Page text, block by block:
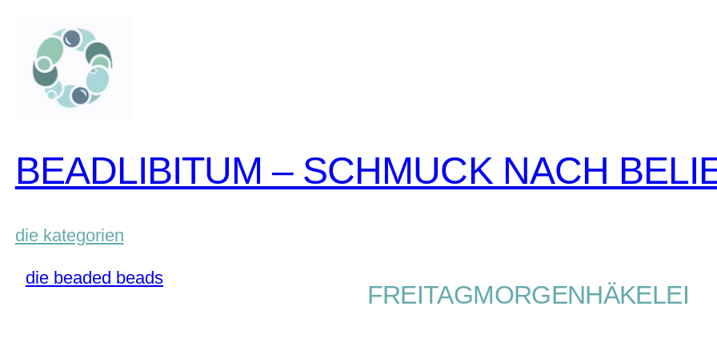
inhalt
springen
BEADLIBITUM – SCHMUCK NACH
die kategorien
die beaded beads
FREITAGMORGENHÄKELEI